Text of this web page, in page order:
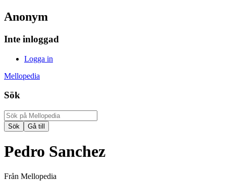
Anonym
Inte inloggad
Logga in
Mellopedia
Sök
Pedro Sanchez
Från Mellopedia